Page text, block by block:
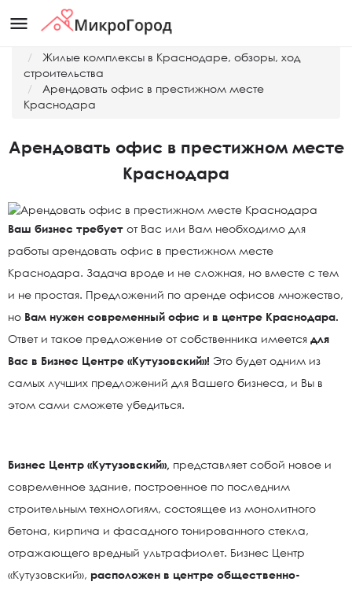
menu
Жилые комплексы в Краснодаре, обзоры, ход
строительства
Арендовать офис в престижном месте
Краснодара
Арендовать офис в престижном месте
Краснодара
Ваш бизнес требует от Вас или Вам необходимо для
работы арендовать офис в престижном месте
Краснодара. Задача вроде и не сложная, но вместе с тем
и не простая. Предложений по аренде офисов множество,
но Вам нужен современный офис и в центре Краснодара.
Ответ и такое предложение от собственника имеется для
Вас в Бизнес Центре «Кутузовский»! Это будет одним из
самых лучших предложений для Вашего бизнеса, и Вы в
этом сами сможете убедиться.
Бизнес Центр «Кутузовский», представляет собой новое и
современное здание, построенное по последним
строительным технологиям, состоящее из монолитного
бетона, кирпича и фасадного тонированного стекла,
отражающего вредный ультрафиолет. Бизнес Центр
«Кутузовский», расположен в центре общественно-